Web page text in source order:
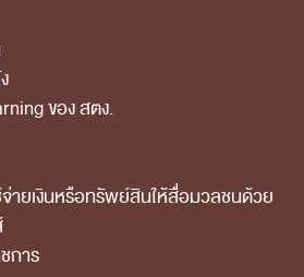
งสำนักงานการตรวจเงิน
ตรวจสอบ
ของ สตง.
จ่ายเงินหรือทรัพย์สินให้สื่อมวลชนด้วย
การ